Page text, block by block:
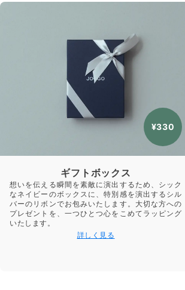
¥330
ギフトボックス
想いを伝える瞬間を素敵に演出するため、シック
なネイビーのボックスに、特別感を演出するシル
バーのリボンでお包みいたします。大切な方への
プレゼントを、一つひとつ心をこめてラッピング
いたします。
詳しく見る